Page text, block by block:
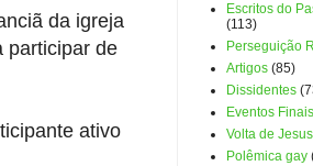
da igreja
participar de
ativo
Escritos do
(113)
Perseguição
Artigos (85)
Dissidentes
Eventos Finais
Volta de Jesus
Polêmica gay